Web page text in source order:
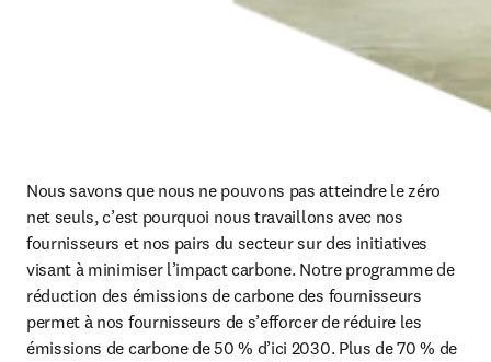
Nous savons que nous ne pouvons pas atteindre le zéro
net seuls, c’est pourquoi nous travaillons avec nos
fournisseurs et nos pairs du secteur sur des initiatives
visant à minimiser l’impact carbone. Notre programme de
réduction des émissions de carbone des fournisseurs
permet à nos fournisseurs de s’efforcer de réduire les
émissions de carbone de 50 % d’ici 2030. Plus de 70 % de